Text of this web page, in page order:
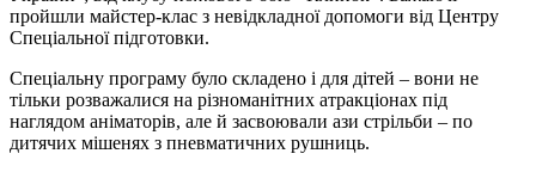
пройшли майстер-клас з невідкладної допомоги від Центру
Спеціальної підготовки.
Спеціальну програму було складено і для дітей – вони не
тільки розважалися на різноманітних атракціонах під
наглядом аніматорів, але й засвоювали ази стрільби – по
дитячих мішенях з пневматичних рушниць.